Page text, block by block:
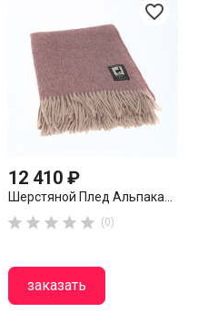
favorite_border
12 410 ₽
Шерстяной Плед Альпака...
     (0)
заказать